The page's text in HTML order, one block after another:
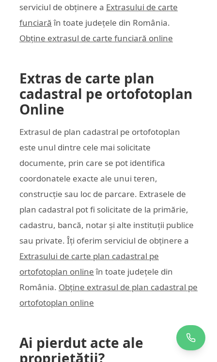
serviciul de obținere a Extrasului de carte
funciară în toate județele din România.
Obține extrasul de carte funciară online
Extras de carte plan
cadastral pe ortofotoplan
Online
Extrasul de plan cadastral pe ortofotoplan
este unul dintre cele mai solicitate
documente, prin care se pot identifica
coordonatele exacte ale unui teren,
construcție sau loc de parcare. Extrasele de
plan cadastral pot fi solicitate de la primărie,
cadastru, bancă, notar și alte instituții publice
sau private. Îți oferim serviciul de obținere a
Extrasului de carte plan cadastral pe
ortofotoplan online în toate județele din
România. Obține extrasul de plan cadastral pe
ortofotoplan online
Ai pierdut acte ale
proprietății?